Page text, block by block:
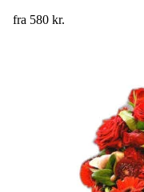
fra 580 kr.